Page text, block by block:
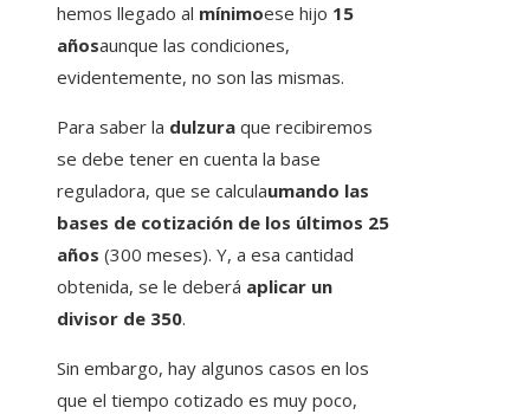
hemos llegado al mínimoese hijo 15
añosaunque las condiciones,
evidentemente, no son las mismas.
Para saber la dulzura que recibiremos
se debe tener en cuenta la base
reguladora, que se calculaumando las
bases de cotización de los últimos 25
años (300 meses). Y, a esa cantidad
obtenida, se le deberá aplicar un
divisor de 350.
Sin embargo, hay algunos casos en los
que el tiempo cotizado es muy poco,